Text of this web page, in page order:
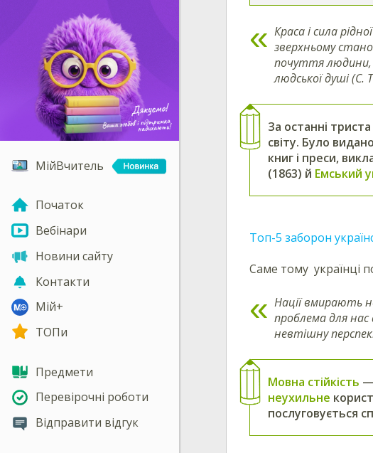
МійВчитель
Початок
Вебінари
Новини сайту
Контакти
Мій+
ТОПи
Предмети
Перевірочні роботи
Відправити відгук
Краса і сила
зверхньому
почуття людини,
людської душі (С.
За останні
світу. Було
книг і преси,
(1863) й Емський
Топ-5 заборон
Саме тому українці
Нації вмирають
проблема для
невтішну
Мовна стійкість —
неухильне
послуговується